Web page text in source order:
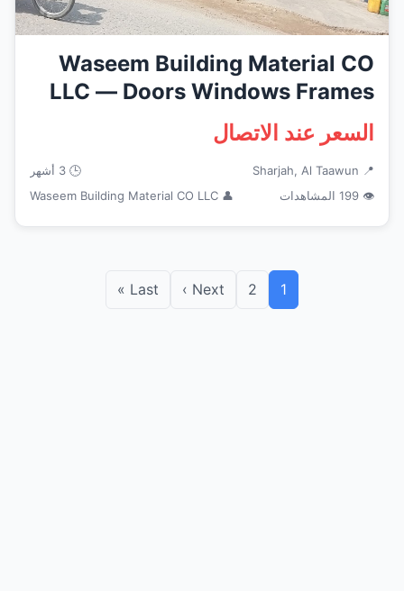
Waseem Building Material CO
LLC — Doors Windows Frames
in...
السعر عند الاتصال
📍 Sharjah, Al Taawun
🕒 3 أشهر
👁 199 المشاهدات
👤 Waseem Building Material CO LLC
Next ›
Last »